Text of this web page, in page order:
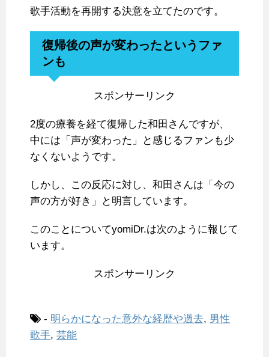
歌手活動を再開する決意を立てたのです。
復帰後の声が変わったというファ
ンも
スポンサーリンク
2度の療養を経て復帰した和田さんですが、
中には「声が変わった」と感じるファンも少
なくないようです。
しかし、この反応に対し、和田さんは「今の
声の方が好き」と明言しています。
このことについてyomiDr.は次のように報じて
います。
スポンサーリンク
- 明らかになった意外な経歴や過去, 男性
歌手, 芸能